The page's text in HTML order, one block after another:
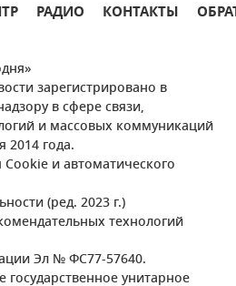
РАДИО КОНТАКТЫ
зарегистрировано в
в сфере связи,
и массовых коммуникаций
2014 года.
и автоматического
(ред. 2023 г.)
технологий
Эл № ФС77-57640.
унитарное